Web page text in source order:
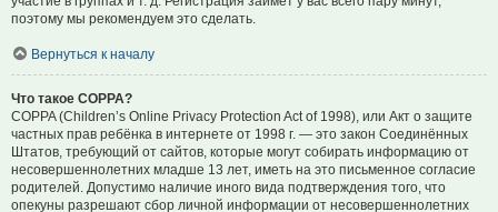
поэтому мы рекомендуем это сделать.
Вернуться к началу
Что такое COPPA?
COPPA (Children’s Online Privacy Protection Act of 1998), или Акт о защите
частных прав ребёнка в интернете от 1998 г. — это закон Соединённых
Штатов, требующий от сайтов, которые могут собирать информацию от
несовершеннолетних младше 13 лет, иметь на это письменное согласие
родителей. Допустимо наличие иного вида подтверждения того, что
опекуны разрешают сбор личной информации от несовершеннолетних